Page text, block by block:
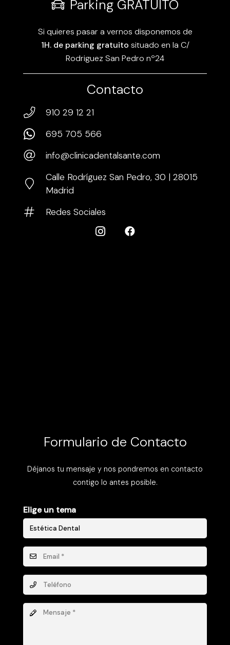
Parking GRATUITO
Si quieres pasar a vernos disponemos de
1H. de parking gratuito situado en la C/
Rodriguez San Pedro nº24
Contacto
910 29 12 21
695 705 566
info@clinicadentalsante.com
Calle Rodríguez San Pedro, 30 | 28015
Madrid
Redes Sociales
Formulario de Contacto
Déjanos tu mensaje y nos pondremos en contacto
contigo lo antes posible.
Elige un tema